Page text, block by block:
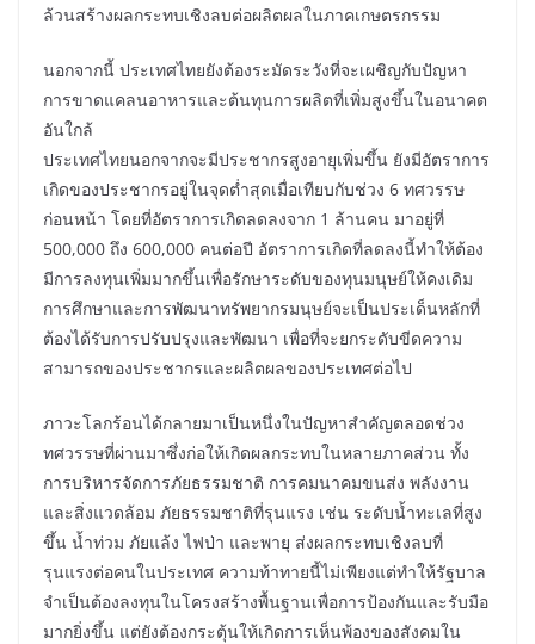
ล้วนสร้างผลกระทบเชิงลบต่อผลิตผลในภาคเกษตรกรรม
นอกจากนี้ ประเทศไทยยังต้องระมัดระวังที่จะเผชิญกับปัญหา
การขาดแคลนอาหารและต้นทุนการผลิตที่เพิ่มสูงขึ้นในอนาคต
อันใกล้
ประเทศไทยนอกจากจะมีประชากรสูงอายุเพิ่มขึ้น ยังมีอัตราการ
เกิดของประชากรอยู่ในจุดต่ำสุดเมื่อเทียบกับช่วง 6 ทศวรรษ
ก่อนหน้า โดยที่อัตราการเกิดลดลงจาก 1 ล้านคน มาอยู่ที่
500,000 ถึง 600,000 คนต่อปี อัตราการเกิดที่ลดลงนี้ทำให้ต้อง
มีการลงทุนเพิ่มมากขึ้นเพื่อรักษาระดับของทุนมนุษย์ให้คงเดิม
การศึกษาและการพัฒนาทรัพยากรมนุษย์จะเป็นประเด็นหลักที่
ต้องได้รับการปรับปรุงและพัฒนา เพื่อที่จะยกระดับขีดความ
สามารถของประชากรและผลิตผลของประเทศต่อไป
ภาวะโลกร้อนได้กลายมาเป็นหนึ่งในปัญหาสำคัญตลอดช่วง
ทศวรรษที่ผ่านมาซึ่งก่อให้เกิดผลกระทบในหลายภาคส่วน ทั้ง
การบริหารจัดการภัยธรรมชาติ การคมนาคมขนส่ง พลังงาน
และสิ่งแวดล้อม ภัยธรรมชาติที่รุนแรง เช่น ระดับน้ำทะเลที่สูง
ขึ้น น้ำท่วม ภัยแล้ง ไฟป่า และพายุ ส่งผลกระทบเชิงลบที่
รุนแรงต่อคนในประเทศ ความท้าทายนี้ไม่เพียงแต่ทำให้รัฐบาล
จำเป็นต้องลงทุนในโครงสร้างพื้นฐานเพื่อการป้องกันและรับมือ
มากยิ่งขึ้น แต่ยังต้องกระตุ้นให้เกิดการเห็นพ้องของสังคมใน